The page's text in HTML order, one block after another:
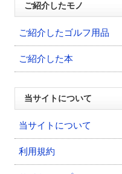
ご紹介したモノ
ご紹介したゴルフ用品
ご紹介した本
当サイトについて
当サイトについて
利用規約